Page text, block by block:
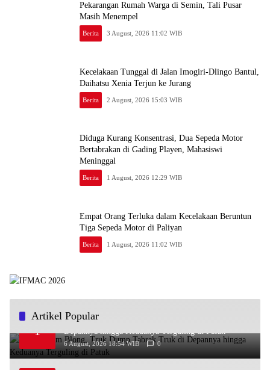
Pekarangan Rumah Warga di Semin, Tali Pusar
Masih Menempel
Berita 3 August, 2026 11:02 WIB
Kecelakaan Tunggal di Jalan Imogiri-Dlingo Bantul,
Daihatsu Xenia Terjun ke Jurang
Berita 2 August, 2026 15:03 WIB
Diduga Kurang Konsentrasi, Dua Sepeda Motor
Bertabrakan di Gading Playen, Mahasiswi
Meninggal
Berita 1 August, 2026 12:29 WIB
Empat Orang Terluka dalam Kecelakaan Beruntun
Tiga Sepeda Motor di Paliyan
Berita 1 August, 2026 11:02 WIB
Artikel Popular
1
Diduga Rem Blong, Truk Dump Tabrak Truk di
Depannya hingga Keduanya Terguling di Patuk
6 August, 2026 18:54 WIB 0